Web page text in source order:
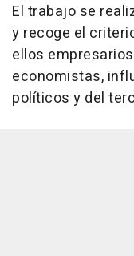
El trabajo se
y recoge el
ellos
economistas,
políticos y del